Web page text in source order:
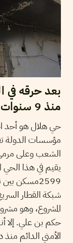
بعد حرقه في
منذ 9 سنوات
حي هلال هو أحد
مؤسسات الدولة
الشعب وعلى
2599مسكن
المشروع، وهو
حكم بن علي. إلا
الأمني الدائم منذ